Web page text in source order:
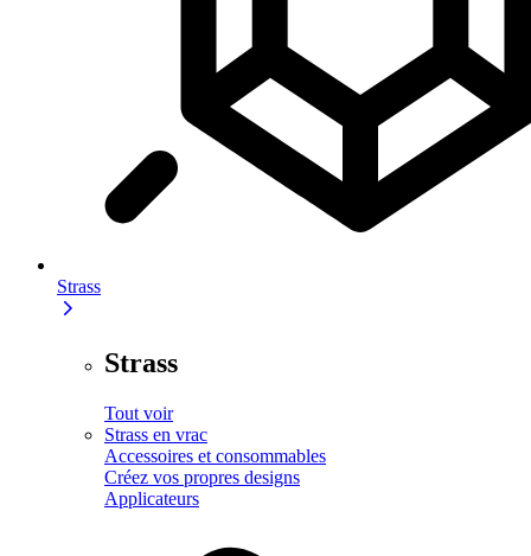
Strass
Strass
Tout voir
Strass en vrac
Accessoires et consommables
Créez vos propres designs
Applicateurs